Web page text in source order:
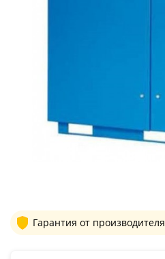
Гарантия от производителя